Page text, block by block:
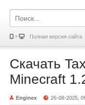
Полная версия сайта
Скачать
Minecraft
Enginex 26-08-2025,